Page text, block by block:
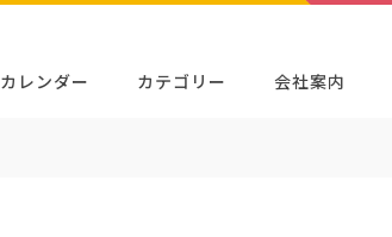
カレンダー カテゴリー 会社案内